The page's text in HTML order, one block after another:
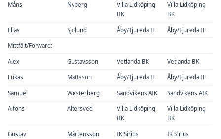
Måns Nyberg
Villa Lidköping
BK
Villa Lidköping
BK
Elias Sjölund Åby/Tjureda IF Åby/Tjureda IF
Mittfält/Forward:
Alex Gustavsson Vetlanda BK Vetlanda BK
Lukas Mattsson Åby/Tjureda IF Åby/Tjureda IF
Samuel Westerberg Sandvikens AIK Sandvikens AIK
Alfons Altersved
Villa Lidköping
BK
Villa Lidköping
BK
Gustav Mårtensson IK Sirius IK Sirius